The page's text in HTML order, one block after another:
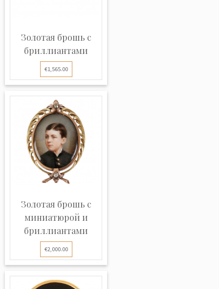
Золотая брошь с
бриллиантами
€1,565.00
Золотая брошь с
миниатюрой и
бриллиантами
€2,000.00